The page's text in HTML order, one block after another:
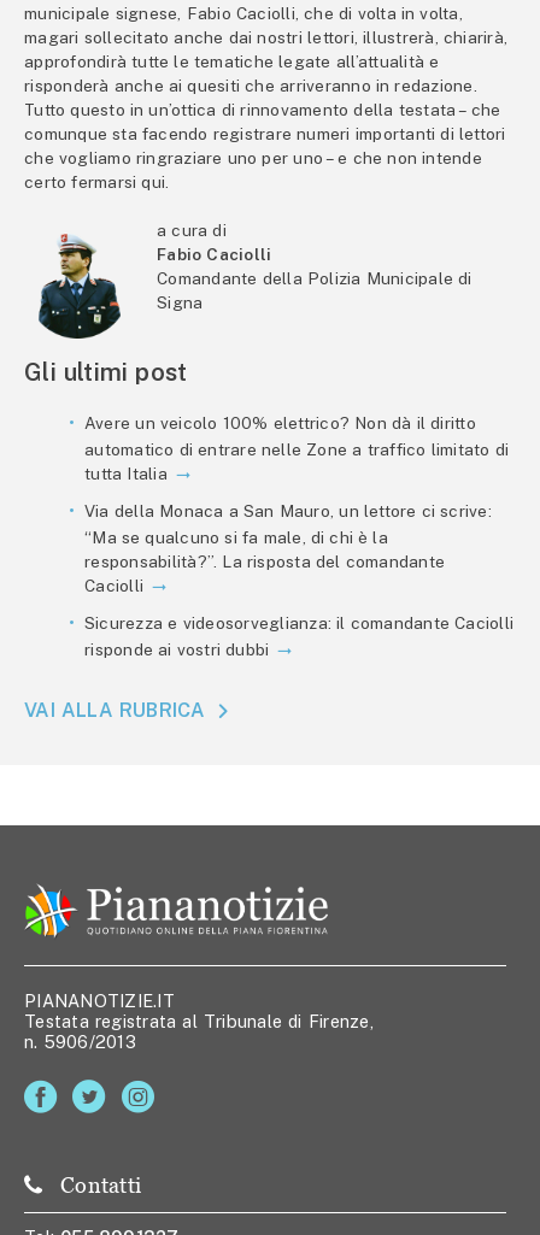
municipale signese, Fabio Caciolli, che di volta in volta,
magari sollecitato anche dai nostri lettori, illustrerà, chiarirà,
approfondirà tutte le tematiche legate all’attualità e
risponderà anche ai quesiti che arriveranno in redazione.
Tutto questo in un’ottica di rinnovamento della testata – che
comunque sta facendo registrare numeri importanti di lettori
che vogliamo ringraziare uno per uno – e che non intende
certo fermarsi qui.
a cura di
Fabio Caciolli
Comandante della Polizia Municipale di
Signa
Gli ultimi post
Avere un veicolo 100% elettrico? Non dà il diritto
automatico di entrare nelle Zone a traffico limitato di
tutta Italia
Via della Monaca a San Mauro, un lettore ci scrive:
“Ma se qualcuno si fa male, di chi è la
responsabilità?”. La risposta del comandante
Caciolli
Sicurezza e videosorveglianza: il comandante Caciolli
risponde ai vostri dubbi
VAI ALLA RUBRICA
PIANANOTIZIE.IT
Testata registrata al Tribunale di Firenze,
n. 5906/2013
Contatti